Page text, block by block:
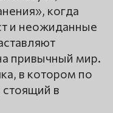
когда
и неожиданные
привычный мир.
в котором по
в